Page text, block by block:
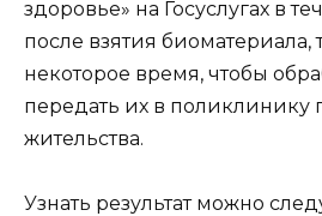
здоровье» на Госуслугах в
после взятия биоматериала,
некоторое время, чтобы
передать их в поликлинику
жительства.
Узнать результат можно